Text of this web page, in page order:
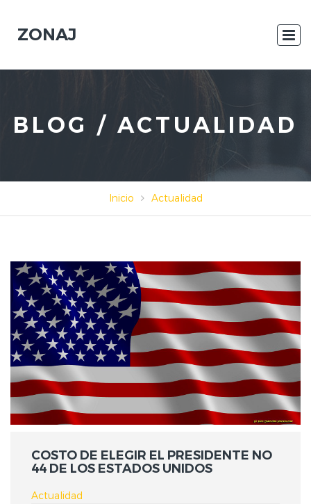
ZONAJ
BLOG / ACTUALIDAD
Inicio Actualidad
COSTO DE ELEGIR EL PRESIDENTE NO
44 DE LOS ESTADOS UNIDOS
Actualidad